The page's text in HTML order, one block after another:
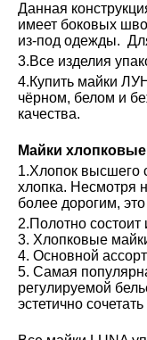
Данная
имеет боковых
из-под одежды.
3.Все изделия
4.Купить майки
чёрном, белом и
качества.
Майки
1.Хлопок высшего
хлопка. Несмотря
более дорогим,
2.Полотно состоит
3. Хлопковые
4. Основной
5. Самая
регулируемой
эстетично